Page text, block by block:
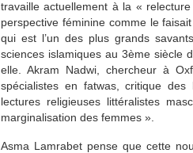
travaille actuellement à la «
perspective féminine comme le
qui est l’un des plus grands
sciences islamiques au 3ème siècle
elle. Akram Nadwi, chercheur à
spécialistes en fatwas, critique
lectures religieuses littéralistes
marginalisation des femmes ».
Asma Lamrabet pense que cette